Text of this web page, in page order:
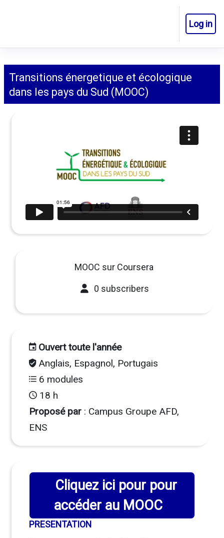
Log in
Transitions énergetique et écologique
dans les pays du Sud (MOOC)
Ouvert toute l'année
Anglais, Espagnol, Portugais
6 modules
18 h
Proposé par : Campus Groupe AFD,
ENS
MOOC sur Coursera
0 subscribers
Cliquez ici pour pour
accéder au MOOC
PRESENTATION